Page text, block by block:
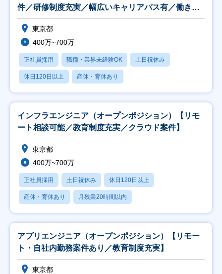
件／研修制度充実／幅広いキャリアパス有／働き方
◎】
東京都
400万~700万
正社員採用 職種・業界未経験OK 土日祝休み
休日120日以上 産休・育休あり
インフラエンジニア（オープンポジション）【リモ
ート相談可能／教育制度充実／クラウド案件】
東京都
400万~700万
正社員採用 土日祝休み 休日120日以上
産休・育休あり 月残業20時間以内
アプリエンジニア（オープンポジション）【リモー
ト・自社内勤務案件あり／教育制度充実】
東京都